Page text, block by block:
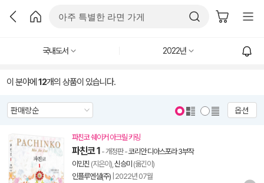
국내도서 2022년
이 분야에 12개의 상품이 있습니다.
옵션
파친코 쉐이커 아크릴 키링
파친코 1 - 개정판-코리안 디아스포라 3부작
이민진 (지은이), 신승미 (옮긴이)
인플루엔셜(주) 2022년 07월